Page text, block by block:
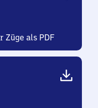
Züge als PDF